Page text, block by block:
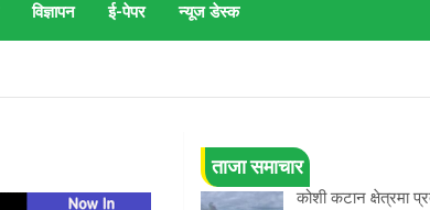
विज्ञापन ई‍-पेपर न्यूज डेस्क
ताजा समाचार
कोशी कटान क्षेत्रमा